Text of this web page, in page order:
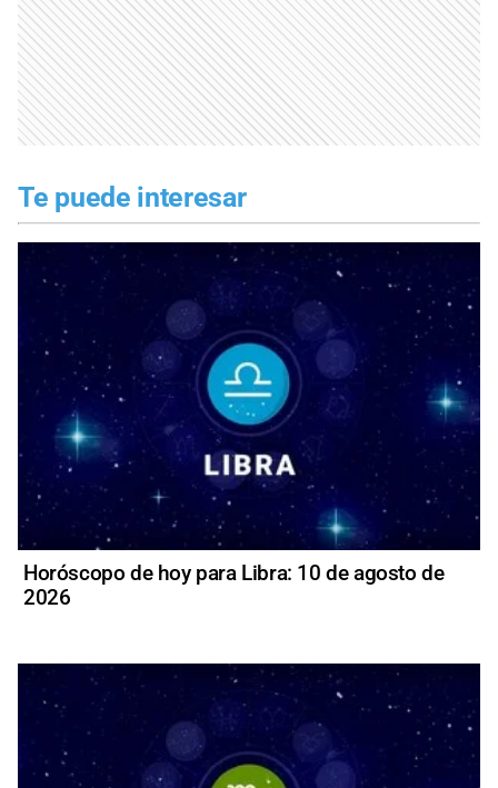
Te puede interesar
Horóscopo de hoy para Libra: 10 de agosto de
2026